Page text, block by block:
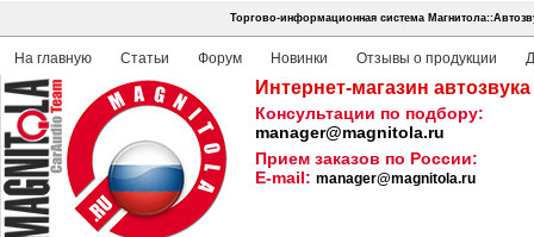
Торгово-информационная система
На главную Статьи Форум Новинки Отзывы о продукции
Интернет-магазин
Консультации по подбору:
manager@magnitola.ru
Прием заказов по России:
E-mail: manager@magnitola.ru